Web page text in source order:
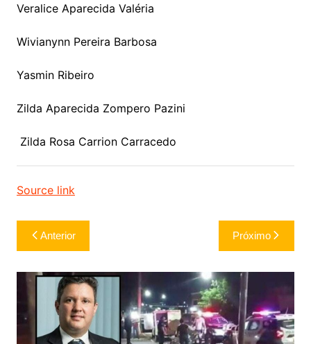
Veralice Aparecida Valéria
Wivianynn Pereira Barbosa
Yasmin Ribeiro
Zilda Aparecida Zompero Pazini
Zilda Rosa Carrion Carracedo
Source link
Navegação
de
Post
Anterior Próximo